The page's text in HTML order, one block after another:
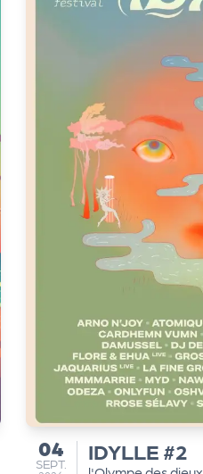
du
04
SEPTEMBRE
SEPT.
IDYLLE #2